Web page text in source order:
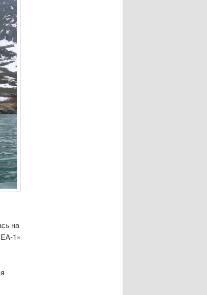
на
1»